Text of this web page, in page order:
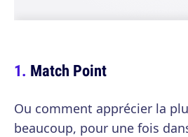
Match Point
Ou comment apprécier la
beaucoup, pour une fois